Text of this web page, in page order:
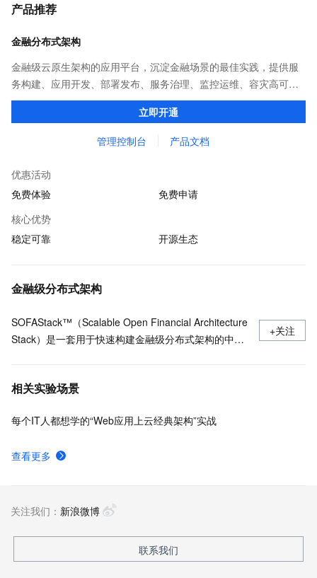
产品推荐
金融分布式架构
金融级云原生架构的应用平台，沉淀金融场景的最佳实践，提供服
务构建、应用开发、部署发布、服务治理、监控运维、容灾高可用
等全栈式解决方案，兼容Dubbo、Spring Cloud等微服务运行环
境，助力客户各类应用轻松转型分布式架构
立即开通
管理控制台 产品文档
优惠活动
免费体验
免费申请
核心优势
稳定可靠
开源生态
金融级分布式架构
SOFAStack™（Scalable Open Financial Architecture
Stack）是一套用于快速构建金融级分布式架构的中间
+关注
相关实验场景
每个IT人都想学的“Web应用上云经典架构”实战
查看更多
关注我们： 新浪微博
联系我们